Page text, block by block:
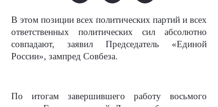
В этом позиции всех политических партий и всех
ответственных политических сил абсолютно
совпадают, заявил Председатель «Единой
России», зампред Совбеза.
По итогам завершившего работу восьмого